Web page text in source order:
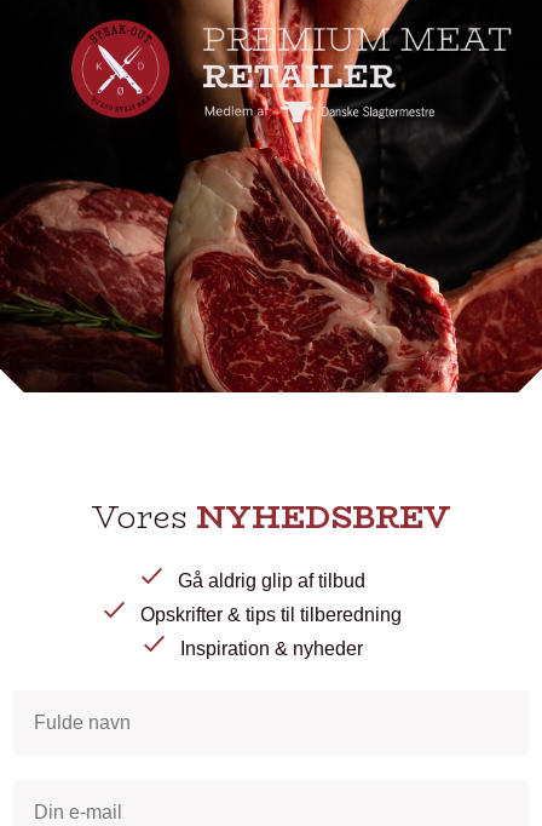
Vores NYHEDSBREV
Gå aldrig glip af tilbud
Opskrifter & tips til tilberedning
Inspiration & nyheder